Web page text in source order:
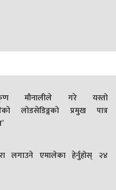
मौनालीले गरे यस्तो
लोडसेडिङ्गको प्रमुख पात्र
लगाउने एमालेका हेर्नुहोस् २४